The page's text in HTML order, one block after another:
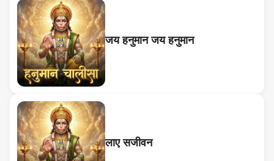
जय हनुमान जय हनुमान
लाए सजीवन